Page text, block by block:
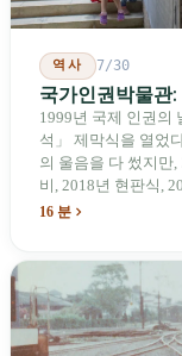
역사 7/30
국가인권박물관
1999년 국제 인권의
석」 제막식을 열었
의 울음을 다 썼지만
비, 2018년 현판식,
념하기 위해 스스로
16 분